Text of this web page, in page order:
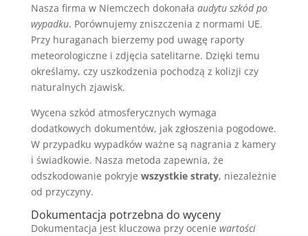
Nasza firma w Niemczech dokonała audytu szkód po
wypadku. Porównujemy zniszczenia z normami UE.
Przy huraganach bierzemy pod uwagę raporty
meteorologiczne i zdjęcia satelitarne. Dzięki temu
określamy, czy uszkodzenia pochodzą z kolizji czy
naturalnych zjawisk.
Wycena szkód atmosferycznych wymaga
dodatkowych dokumentów, jak zgłoszenia pogodowe.
W przypadku wypadków ważne są nagrania z kamery
i świadkowie. Nasza metoda zapewnia, że
odszkodowanie pokryje wszystkie straty, niezależnie
od przyczyny.
Dokumentacja potrzebna do wyceny
Dokumentacja jest kluczowa przy ocenie wartości